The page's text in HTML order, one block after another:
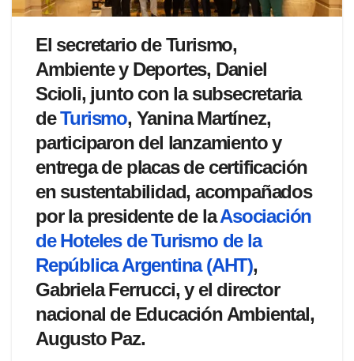
El secretario de Turismo,
Ambiente y Deportes, Daniel
Scioli, junto con la subsecretaria
deTurismo, Yanina Martínez,
participaron del lanzamiento y
entrega de placas de certificación
en sustentabilidad, acompañados
por la presidente de laAsociación
de Hoteles de Turismo de la
República Argentina (AHT),
Gabriela Ferrucci, y el director
nacional de Educación Ambiental,
Augusto Paz.